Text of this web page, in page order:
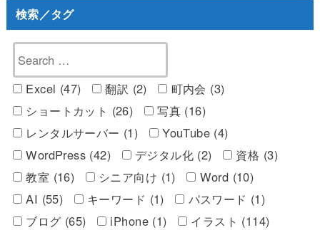
検索／タグ
Excel (47) 翻訳 (2)
町内会 (3)
ショートカット (26)
写真 (16)
レンタルサーバー (1)
YouTube (4)
WordPress (42)
デジタル化 (2)
資格 (3)
教室 (16)
シニア向け (1)
Word (10)
AI (55)
キーワード (1)
パスワード (1)
ブログ (65)
iPhone (1)
イラスト (114)